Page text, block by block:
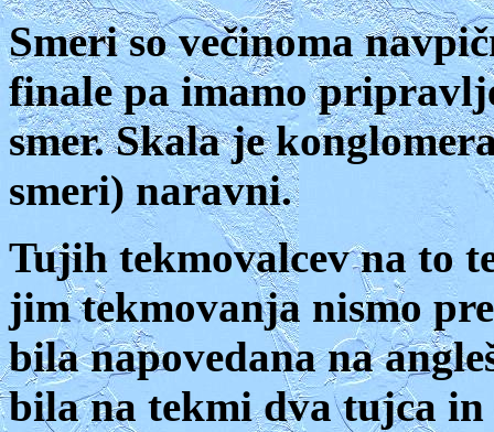
Smeri so večinoma
finale pa imamo
smer. Skala je
smeri) naravni.
Tujih tekmovalcev na to
jim tekmovanja nismo
bila napovedana na
bila na tekmi dva tujca